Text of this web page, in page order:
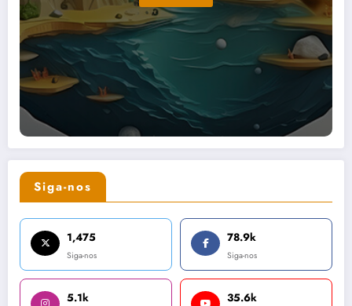
Siga-nos
1,475
Siga-nos
78.9k
Siga-nos
5.1k 35.6k